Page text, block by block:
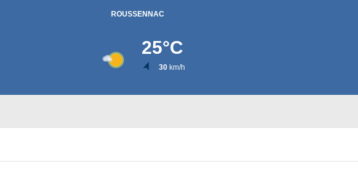
ROUSSENNAC
25°C
30km/h